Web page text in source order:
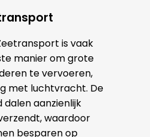
is vaak
manier om grote
te vervoeren,
met luchtvracht. De
aanzienlijk
waardoor
besparen op